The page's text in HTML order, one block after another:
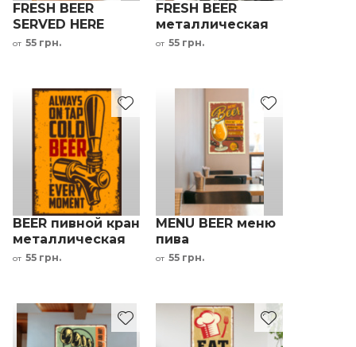
FRESH BEER
SERVED HERE
металлическая
пивоварню
от 55 грн.
FRESH BEER
металлическая
табличка в
от 55 грн.
BEER пивной кран
металлическая
табличка для
от 55 грн.
MENU BEER меню
пива
металлическая
от 55 грн.